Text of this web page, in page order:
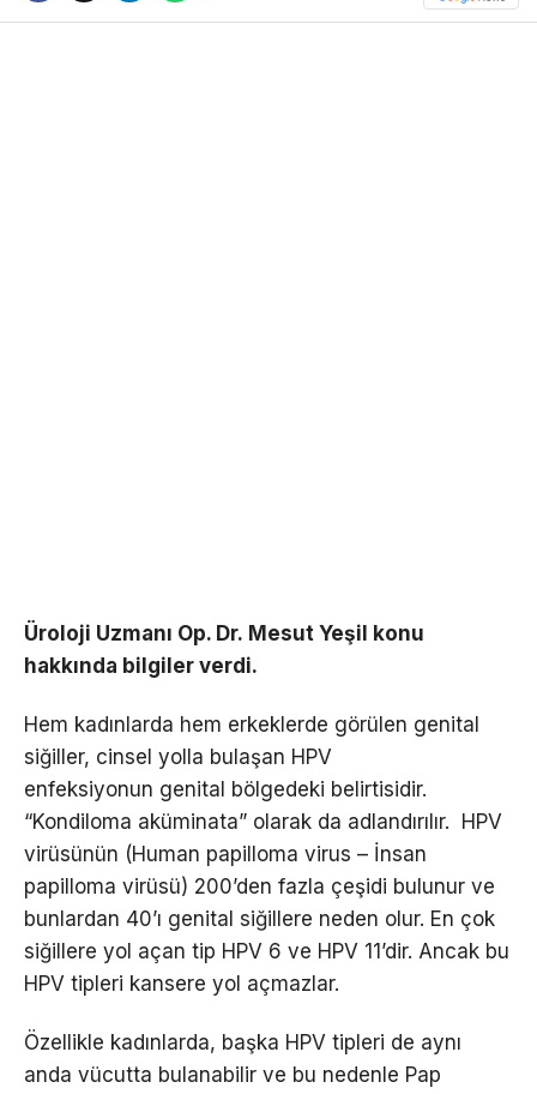
Üroloji Uzmanı Op. Dr. Mesut Yeşil konu
hakkında bilgiler verdi.
Hem kadınlarda hem erkeklerde görülen genital
siğiller, cinsel yolla bulaşan HPV
enfeksiyonun genital bölgedeki belirtisidir.
“Kondiloma aküminata” olarak da adlandırılır. HPV
virüsünün (Human papilloma virus – İnsan
papilloma virüsü) 200’den fazla çeşidi bulunur ve
bunlardan 40’ı genital siğillere neden olur. En çok
siğillere yol açan tip HPV 6 ve HPV 11’dir. Ancak bu
HPV tipleri kansere yol açmazlar.
Özellikle kadınlarda, başka HPV tipleri de aynı
anda vücutta bulanabilir ve bu nedenle Pap